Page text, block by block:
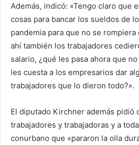
Además, indicó: «Tengo claro que
cosas para bancar los sueldos de
pandemia para que no se
ahí también los trabajadores
salario, ¿qué les pasa ahora que
les cuesta a los empresarios dar
trabajadores que lo dieron todo?».
El diputado Kirchner además pidió
trabajadores y trabajadoras y a
conurbano que «pararon la olla